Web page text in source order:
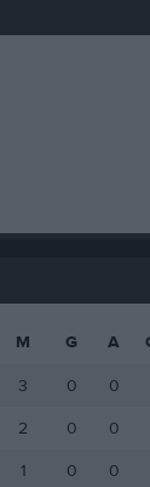
M G A
3 0 0
2 0 0
1 0 0